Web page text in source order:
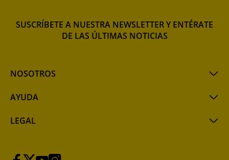
NOSOTROS
AYUDA
LEGAL
SUSCRÍBETE A NUESTRA NEWSLETTER Y ENTÉRATE
DE LAS ÚLTIMAS NOTICIAS